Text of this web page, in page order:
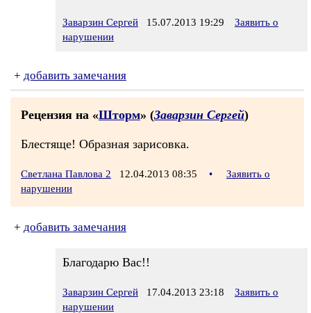
Заварзин Сергей 15.07.2013 19:29
Заявить о
нарушении
+ добавить замечания
Рецензия на «Шторм» (Заварзин Сергей)
Блестяще! Образная зарисовка.
Светлана Павлова 2 12.04.2013 08:35 •
Заявить о
нарушении
+ добавить замечания
Благодарю Вас!!
Заварзин Сергей 17.04.2013 23:18
Заявить о
нарушении